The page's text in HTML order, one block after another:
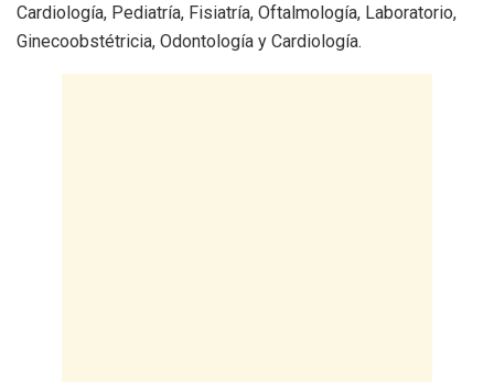
Cardiología, Pediatría, Fisiatría, Oftalmología, Laboratorio,
Ginecoobstétricia, Odontología y Cardiología.